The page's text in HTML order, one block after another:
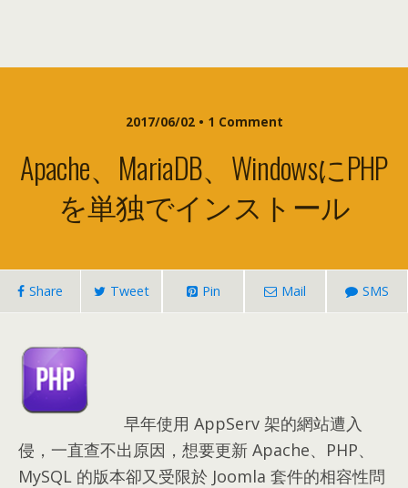
2017/06/02 • 1 Comment
Apache、MariaDB、WindowsにPHP
を単独でインストール
Share Tweet Pin Mail SMS
早年使用 AppServ 架的網站遭入
侵 ， 一直查不出原因 ， 想要更新 Apache、PHP、
MySQL 的版本卻又受限於 Joomla 套件的相容性問